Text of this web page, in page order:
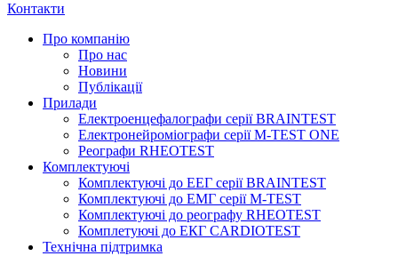
Контакти
Про компанію
Про нас
Новини
Публікації
Прилади
Електроенцефалографи серії BRAINTEST
Електронейроміографи серії M-TEST ONE
Реографи RHEOTEST
Комплектуючі
Комплектуючі до ЕЕГ серії BRAINTEST
Комплектуючі до ЕМГ серії M-TEST
Комплектуючі до реографу RHEOTEST
Комплетуючі до ЕКГ CARDIOTEST
Технічна підтримка